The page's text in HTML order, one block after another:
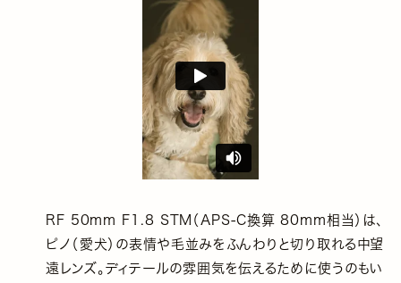
RF 50mm F1.8 STM（APS-C換算 80mm相当）は、
ピノ（愛犬）の表情や毛並みをふんわりと切り取れる中望
遠レンズ。ディテールの雰囲気を伝えるために使うのもい